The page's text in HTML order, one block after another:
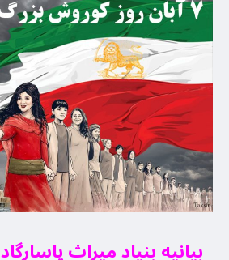
بیانیه بنیاد میراث پاسارگاد 2022 – 1401